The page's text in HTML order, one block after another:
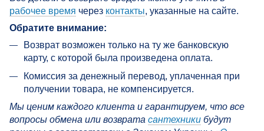
рабочее время через контакты, указанные на сайте.
Обратите внимание:
Возврат возможен только на ту же банковскую
карту, с которой была произведена оплата.
Комиссия за денежный перевод, уплаченная при
получении товара, не компенсируется.
Мы ценим каждого клиента и гарантируем, что все
вопросы обмена или возврата сантехники будут